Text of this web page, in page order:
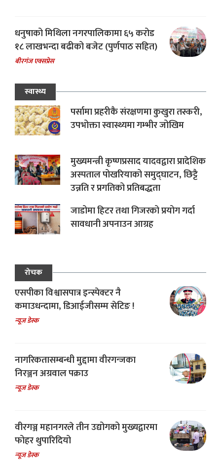
धनुषाको मिथिला नगरपालिकामा ६५ करोड
१८ लाखभन्दा बढीको बजेट (पुर्णपाठ सहित)
बीरगंज एक्सप्रेस
स्वास्थ्य
पर्सामा प्रहरीकै संरक्षणमा कुखुरा तस्करी,
उपभोक्ता स्वास्थ्यमा गम्भीर जोखिम
मुख्यमन्त्री कृष्णप्रसाद यादवद्वारा प्रादेशिक
अस्पताल पोखरियाको समुद्घाटन, छिट्टै
उन्नति र प्रगतिको प्रतिबद्धता
जाडोमा हिटर तथा गिजरको प्रयोग गर्दा
सावधानी अपनाउन आग्रह
रोचक
एसपीका विश्वासपात्र इन्स्पेक्टर नै
कमाउधन्दामा, डिआईजीसम्म सेटिङ !
न्यूज डेस्क
नागरिकतासम्बन्धी मुद्दामा वीरगन्जका
निरञ्जन अग्रवाल पक्राउ
न्यूज डेस्क
वीरगञ्ज महानगरले तीन उद्योगको मुख्यद्वारमा
फोहर थुपारिदियो
न्यूज डेस्क